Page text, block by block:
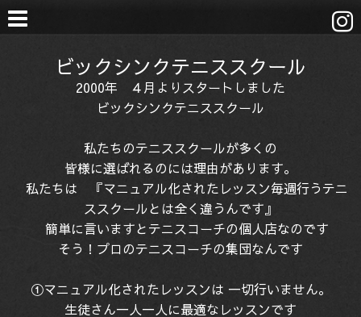
ビックシンクテニススクール
2000年 ４月よりスタートしました
ビックシンクテニススクール
私たちのテニススクールが多くの
皆様に選ばれるのには理由があります。
私たちは 『マニュアル化されたレッスン毎週行うテニ
ススクールとは全く違うんです』
簡単に言いますとテニスコーチの個人店なのです
そう！プロのテニスコーチの集団なんです
①マニュアル化されたレッスンは 一切行いません。
生徒さん一人一人に最適なレッスンです